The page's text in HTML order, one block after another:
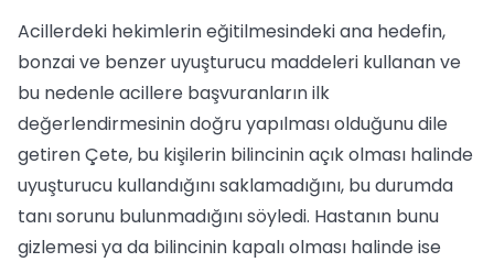
Acillerdeki hekimlerin eğitilmesindeki ana hedefin,
bonzai ve benzer uyuşturucu maddeleri kullanan ve
bu nedenle acillere başvuranların ilk
değerlendirmesinin doğru yapılması olduğunu dile
getiren Çete, bu kişilerin bilincinin açık olması halinde
uyuşturucu kullandığını saklamadığını, bu durumda
tanı sorunu bulunmadığını söyledi. Hastanın bunu
gizlemesi ya da bilincinin kapalı olması halinde ise